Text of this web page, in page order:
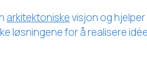
arkitektoniskevisjon og
løsningene for å realisere